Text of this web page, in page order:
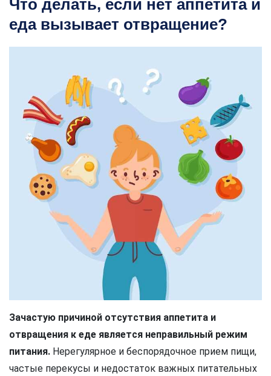
Что делать, если нет аппетита и
еда вызывает отвращение?
Зачастую причиной отсутствия аппетита и
отвращения к еде является неправильный режим
питания. Нерегулярное и беспорядочное прием пищи,
частые перекусы и недостаток важных питательных